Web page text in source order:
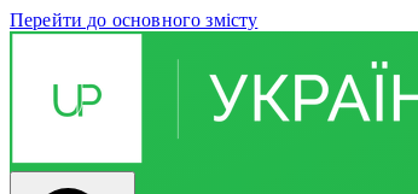
Перейти до основного змісту